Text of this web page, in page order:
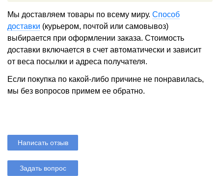
Мы доставляем товары по всему миру. Способ
доставки (курьером, почтой или самовывоз)
выбирается при оформлении заказа. Стоимость
доставки включается в счет автоматически и зависит
от веса посылки и адреса получателя.
Если покупка по какой-либо причине не понравилась,
мы без вопросов примем ее обратно.
Написать отзыв
Задать вопрос